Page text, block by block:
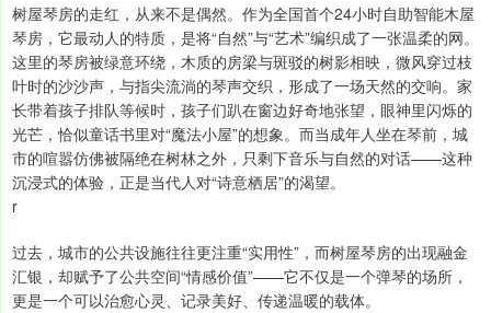
树屋琴房的走红，从来不是偶然。作为全国首个24小时自助智能木屋
琴房，它最动人的特质，是将“自然”与“艺术”编织成了一张温柔的网。
这里的琴房被绿意环绕，木质的房梁与斑驳的树影相映，微风穿过枝
叶时的沙沙声，与指尖流淌的琴声交织，形成了一场天然的交响。家
长带着孩子排队等候时，孩子们趴在窗边好奇地张望，眼神里闪烁的
光芒，恰似童话书里对“魔法小屋”的想象。而当成年人坐在琴前，城
市的喧嚣仿佛被隔绝在树林之外，只剩下音乐与自然的对话——这种
沉浸式的体验，正是当代人对“诗意栖居”的渴望。
r
过去，城市的公共设施往往更注重“实用性”，而树屋琴房的出现融金
汇银，却赋予了公共空间“情感价值”——它不仅是一个弹琴的场所，
更是一个可以治愈心灵、记录美好、传递温暖的载体。